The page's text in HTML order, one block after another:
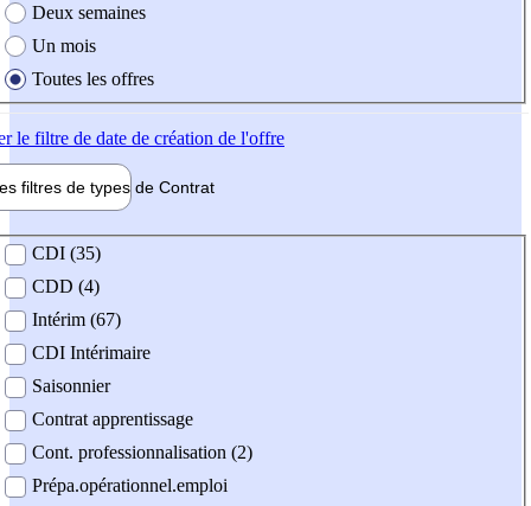
Deux semaines
Un mois
Toutes les offres
le filtre de date de création de l'offre
filtres de types de Contrat
contrat
CDI (35)
CDD (4)
Intérim (67)
CDI Intérimaire
Saisonnier
Contrat apprentissage
Cont. professionnalisation (2)
Prépa.opérationnel.emploi